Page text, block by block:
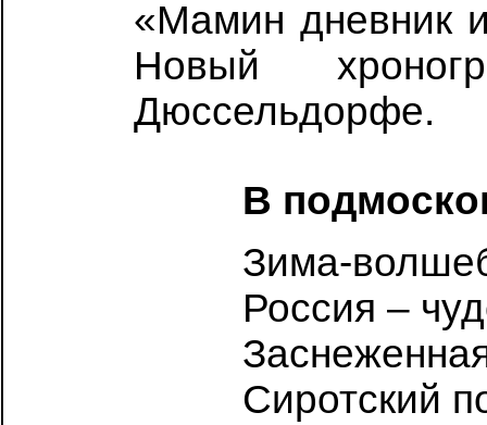
«Мамин дневник
Новый
Дюссельдорфе.
В
Зима-
Россия –
Сиротский